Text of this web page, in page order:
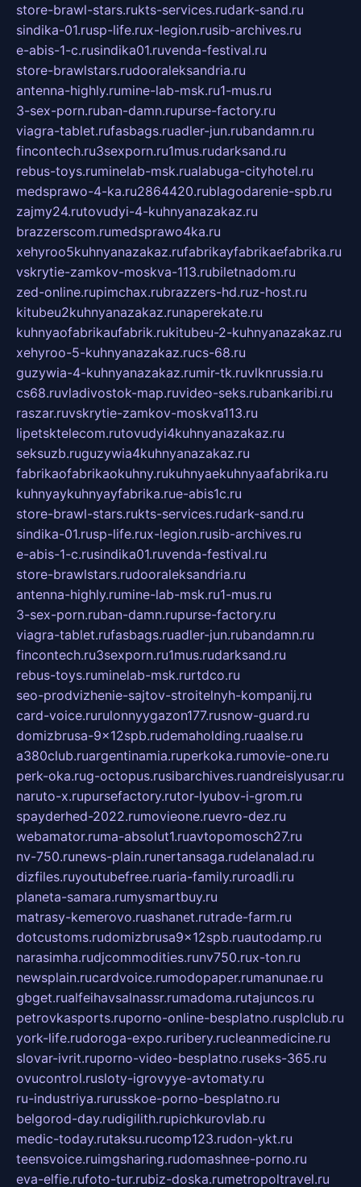
store-brawl-stars.rukts-services.rudark-sand.ru
sindika-01.rusp-life.rux-legion.rusib-archives.ru
e-abis-1-c.rusindika01.ruvenda-festival.ru
store-brawlstars.rudooraleksandria.ru
antenna-highly.rumine-lab-msk.ru1-mus.ru
3-sex-porn.ruban-damn.rupurse-factory.ru
viagra-tablet.rufasbags.ruadler-jun.rubandamn.ru
fincontech.ru3sexporn.ru1mus.rudarksand.ru
rebus-toys.ruminelab-msk.rualabuga-cityhotel.ru
medsprawo-4-ka.ru2864420.rublagodarenie-spb.ru
zajmy24.rutovudyi-4-kuhnyanazakaz.ru
brazzerscom.rumedsprawo4ka.ru
xehyroo5kuhnyanazakaz.rufabrikayfabrikaefabrika.ru
vskrytie-zamkov-moskva-113.rubiletnadom.ru
zed-online.rupimchax.rubrazzers-hd.ruz-host.ru
kitubeu2kuhnyanazakaz.runaperekate.ru
kuhnyaofabrikaufabrik.rukitubeu-2-kuhnyanazakaz.ru
xehyroo-5-kuhnyanazakaz.rucs-68.ru
guzywia-4-kuhnyanazakaz.rumir-tk.ruvlknrussia.ru
cs68.ruvladivostok-map.ruvideo-seks.rubankaribi.ru
raszar.ruvskrytie-zamkov-moskva113.ru
lipetsktelecom.rutovudyi4kuhnyanazakaz.ru
seksuzb.ruguzywia4kuhnyanazakaz.ru
fabrikaofabrikaokuhny.rukuhnyaekuhnyaafabrika.ru
kuhnyaykuhnyayfabrika.rue-abis1c.ru
store-brawl-stars.rukts-services.rudark-sand.ru
sindika-01.rusp-life.rux-legion.rusib-archives.ru
e-abis-1-c.rusindika01.ruvenda-festival.ru
store-brawlstars.rudooraleksandria.ru
antenna-highly.rumine-lab-msk.ru1-mus.ru
3-sex-porn.ruban-damn.rupurse-factory.ru
viagra-tablet.rufasbags.ruadler-jun.rubandamn.ru
fincontech.ru3sexporn.ru1mus.rudarksand.ru
rebus-toys.ruminelab-msk.rurtdco.ru
seo-prodvizhenie-sajtov-stroitelnyh-kompanij.ru
card-voice.rurulonnyygazon177.rusnow-guard.ru
domizbrusa-9x12spb.rudemaholding.ruaalse.ru
a380club.ruargentinamia.ruperkoka.rumovie-one.ru
perk-oka.rug-octopus.rusibarchives.ruandreislyusar.ru
naruto-x.rupursefactory.rutor-lyubov-i-grom.ru
spayderhed-2022.rumovieone.ruevro-dez.ru
webamator.ruma-absolut1.ruavtopomosch27.ru
nv-750.runews-plain.runertansaga.rudelanalad.ru
dizfiles.ruyoutubefree.ruaria-family.ruroadli.ru
planeta-samara.rumysmartbuy.ru
matrasy-kemerovo.ruashanet.rutrade-farm.ru
dotcustoms.rudomizbrusa9x12spb.ruautodamp.ru
narasimha.rudjcommodities.runv750.rux-ton.ru
newsplain.rucardvoice.rumodopaper.rumanunae.ru
gbget.rualfeihavsalnassr.rumadoma.rutajuncos.ru
petrovkasports.ruporno-online-besplatno.rusplclub.ru
york-life.rudoroga-expo.ruribery.rucleanmedicine.ru
slovar-ivrit.ruporno-video-besplatno.ruseks-365.ru
ovucontrol.rusloty-igrovyye-avtomaty.ru
ru-industriya.rurusskoe-porno-besplatno.ru
belgorod-day.rudigilith.rupichkurovlab.ru
medic-today.rutaksu.rucomp123.rudon-ykt.ru
teensvoice.ruimgsharing.rudomashnee-porno.ru
eva-elfie.rufoto-tur.rubiz-doska.rumetropoltravel.ru